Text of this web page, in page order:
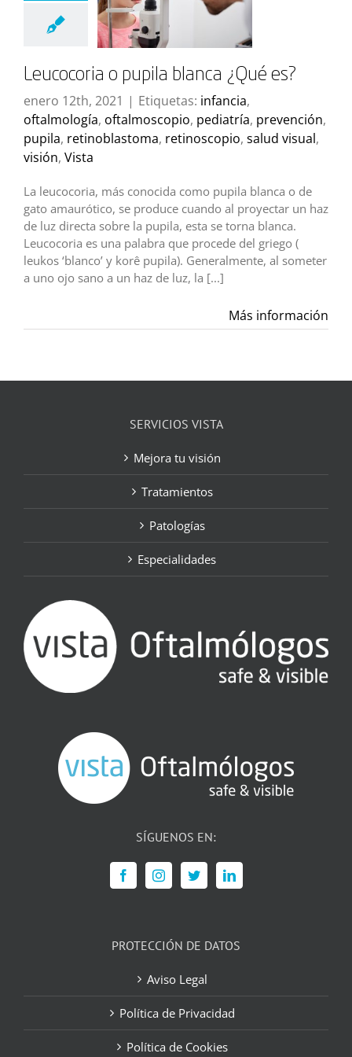
Leucocoria o pupila blanca ¿Qué es?
enero 12th, 2021 | Etiquetas: infancia,
oftalmología, oftalmoscopio, pediatría, prevención,
pupila, retinoblastoma, retinoscopio, salud visual,
visión, Vista
La leucocoria, más conocida como pupila blanca o de
gato amaurótico, se produce cuando al proyectar un haz
de luz directa sobre la pupila, esta se torna blanca.
Leucocoria es una palabra que procede del griego (
leukos ‘blanco’ y korê pupila). Generalmente, al someter
a uno ojo sano a un haz de luz, la [...]
Más información
SERVICIOS VISTA
Mejora tu visión
Tratamientos
Patologías
Especialidades
SÍGUENOS EN:
PROTECCIÓN DE DATOS
Aviso Legal
Política de Privacidad
Política de Cookies